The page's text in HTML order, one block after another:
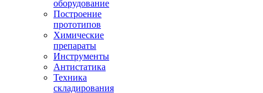
оборудование
Построение
прототипов
Химические
препараты
Инструменты
Aнтистатика
Техника
складирования